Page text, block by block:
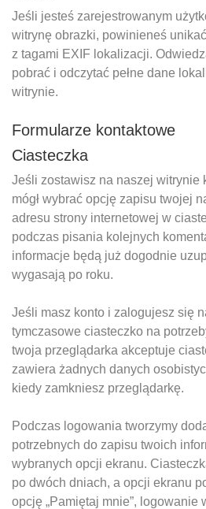
Jeśli jesteś zarejestrowanym
witrynę obrazki, powinieneś
z tagami EXIF lokalizacji.
pobrać i odczytać pełne dane
witrynie.
Formularze kontaktowe
Ciasteczka
Jeśli zostawisz na naszej witrynie
mógł wybrać opcję zapisu twojej
adresu strony internetowej w
podczas pisania kolejnych
informacje będą już dogodnie
wygasają po roku.
Jeśli masz konto i zalogujesz się
tymczasowe ciasteczko na
twoja przeglądarka akceptuje
zawiera żadnych danych
kiedy zamkniesz przeglądarkę.
Podczas logowania tworzymy
potrzebnych do zapisu twoich
wybranych opcji ekranu.
po dwóch dniach, a opcji ekranu
opcję „Pamiętaj mnie”, logowanie